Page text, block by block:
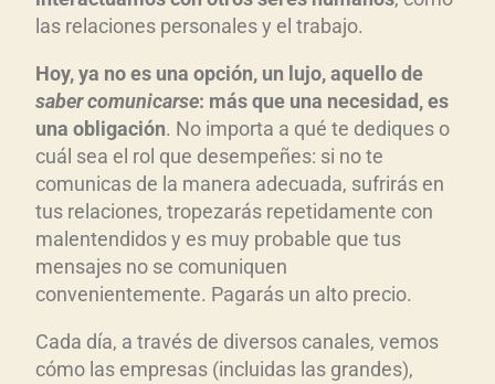
las relaciones personales y el trabajo.
Hoy, ya no es una opción, un lujo, aquello de
saber comunicarse: más que una necesidad, es
una obligación. No importa a qué te dediques o
cuál sea el rol que desempeñes: si no te
comunicas de la manera adecuada, sufrirás en
tus relaciones, tropezarás repetidamente con
malentendidos y es muy probable que tus
mensajes no se comuniquen
convenientemente. Pagarás un alto precio.
Cada día, a través de diversos canales, vemos
cómo las empresas (incluidas las grandes),